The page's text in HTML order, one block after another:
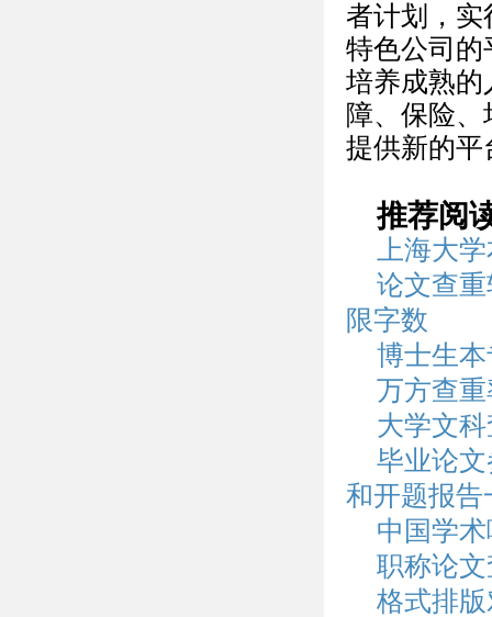
者计划，
特色公司的
培养成熟的
障、保险
提供新的平
推荐阅
上海大
论文查
限字数
博士生
万方查
大学文
毕业论
和开题报告
中国学
职称论
格式排